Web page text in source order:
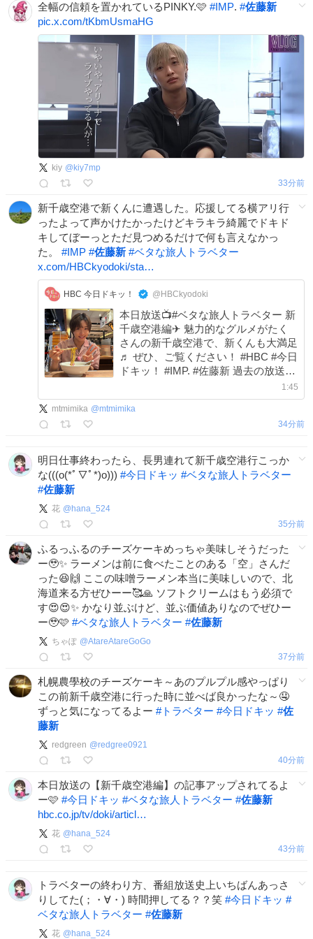
全幅の信頼を置かれているPINKY.🩷 #IMP. #佐藤新
pic.x.com/tKbmUsmaHG
kiy @ kiy7mp
33分前
新千歳空港で新くんに遭遇した。応援してる横アリ行
ったよって声かけたかったけどキラキラ綺麗でドキド
キしてぼーっとただ見つめるだけで何も言えなかっ
た。 #IMP #佐藤新 #ベタな旅人トラベター
x.com/HBCkyodoki/sta…
HBC 今日ドキッ！ @HBCkyodoki
本日放送📺#ベタな旅人トラベター 新
千歳空港編✈ 魅力的なグルメがたく
さんの新千歳空港で、新くんも大満足
♬ ぜひ、ご覧ください！ #HBC #今日
ドキッ！ #IMP. #佐藤新 過去の放送は
1:45
mtmimika @mtmimika
34分前
明日仕事終わったら、長男連れて新千歳空港行こっか
な(((o(*ﾟ▽ﾟ*)o))) #今日ドキッ #ベタな旅人トラベター
#佐藤新
花 @ hana_524
35分前
ふるっふるのチーズケーキめっちゃ美味しそうだった
ー🥹✨ ラーメンは前に食べたことのある「空」さんだ
った😆🙌 ここの味噌ラーメン本当に美味しいので、北
海道来る方ぜひーー🥰🙏 ソフトクリームはもう必須で
す😍😍✨ かなり並ぶけど、並ぶ価値ありなのでぜひー
ー🥹🩷 #ベタな旅人トラベター #佐藤新
ちゃぽ @AtareAtareGoGo
37分前
札幌農學校のチーズケーキ～あのプルプル感やっぱり
この前新千歳空港に行った時に並べば良かったな～🤤
ずっと気になってるよー #トラベター #今日ドキッ #佐
藤新
redgreen @redgree0921
40分前
本日放送の【新千歳空港編】の記事アップされてるよ
ー🩷 #今日ドキッ #ベタな旅人トラベター #佐藤新
hbc.co.jp/tv/doki/articl…
花 @ hana_524
43分前
トラベターの終わり方、番組放送史上いちばんあっさ
りしてた(；・∀・) 時間押してる？？笑 #今日ドキッ #
ベタな旅人トラベター #佐藤新
花 @ hana_524